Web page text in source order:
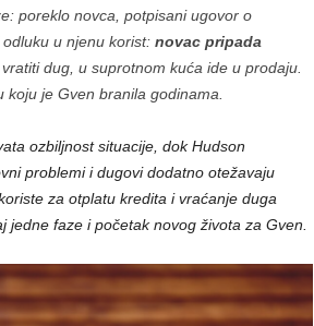
poreklo novca, potpisani ugovor o
u njenu korist: novac pripada
dug, u suprotnom kuća ide u prodaju.
je Gven branila godinama.
ozbiljnost situacije, dok Hudson
problemi i dugovi dodatno otežavaju
za otplatu kredita i vraćanje duga
faze i početak novog života za Gven.